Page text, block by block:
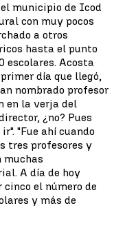
el municipio de Icod
con muy pocos
a otros
hasta el punto
escolares. Acosta
día que llegó,
nombrado profesor
en la verja del
¿no? Pues
"Fue ahí cuando
tres profesores y
muchas
A día de hoy
el número de
y más de